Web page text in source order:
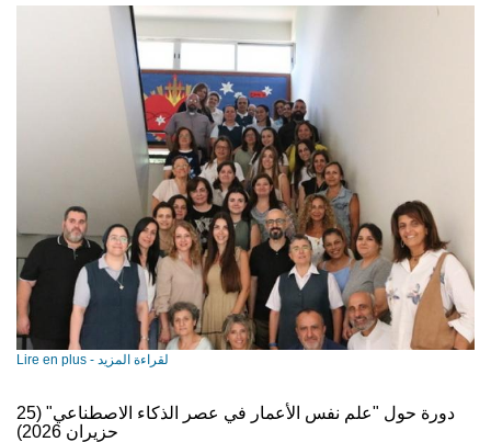
Lire en plus - لقراءة المزيد
دورة حول "علم نفس الأعمار في عصر الذكاء الاصطناعي" (25
حزيران 2026)